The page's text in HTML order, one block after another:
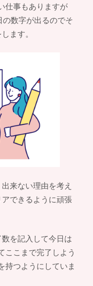
仕事もありますが
数字が出るのでそ
ます。
来ない理由を考え
できるように頑張
を記入して今日は
ここまで完了しよう
持つようにしていま